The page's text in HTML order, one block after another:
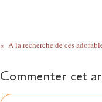
Commenter cet